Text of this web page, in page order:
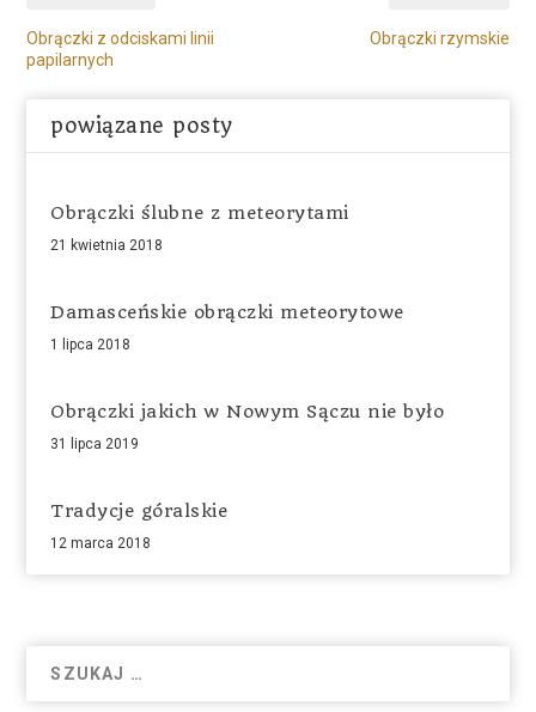
Obrączki z odciskami linii
papilarnych
Obrączki rzymskie
powiązane posty
Obrączki ślubne z meteorytami
21 kwietnia 2018
Damasceńskie obrączki meteorytowe
1 lipca 2018
Obrączki jakich w Nowym Sączu nie było
31 lipca 2019
Tradycje góralskie
12 marca 2018